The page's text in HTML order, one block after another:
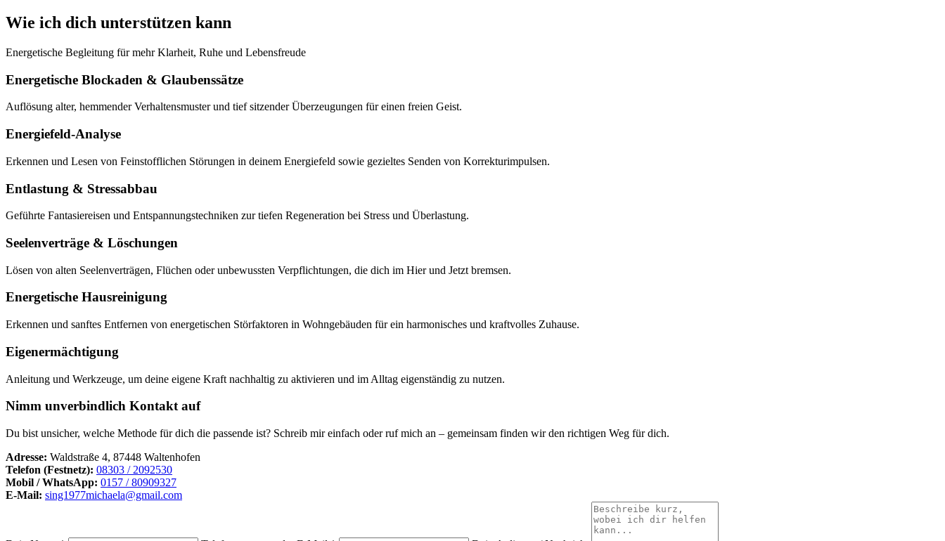
Wie ich dich unterstützen kann
Energetische Begleitung für mehr Klarheit, Ruhe und Lebensfreude
Energetische Blockaden & Glaubenssätze
Auflösung alter, hemmender Verhaltensmuster und tief sitzender Überzeugungen für einen freien Geist.
Energiefeld-Analyse
Erkennen und Lesen von Feinstofflichen Störungen in deinem Energiefeld sowie gezieltes Senden von Korrekturimpulsen.
Entlastung & Stressabbau
Geführte Fantasiereisen und Entspannungstechniken zur tiefen Regeneration bei Stress und Überlastung.
Seelenverträge & Löschungen
Lösen von alten Seelenverträgen, Flüchen oder unbewussten Verpflichtungen, die dich im Hier und Jetzt bremsen.
Energetische Hausreinigung
Erkennen und sanftes Entfernen von energetischen Störfaktoren in Wohngebäuden für ein harmonisches und kraftvolles Zuhause.
Eigenermächtigung
Anleitung und Werkzeuge, um deine eigene Kraft nachhaltig zu aktivieren und im Alltag eigenständig zu nutzen.
Nimm unverbindlich Kontakt auf
Du bist unsicher, welche Methode für dich die passende ist? Schreib mir einfach oder ruf mich an – gemeinsam finden wir den richtigen Weg für dich.
Adresse: Waldstraße 4, 87448 Waltenhofen
Telefon (Festnetz): 08303 / 2092530
Mobil / WhatsApp: 0157 / 80909327
E-Mail: sing1977michaela@gmail.com